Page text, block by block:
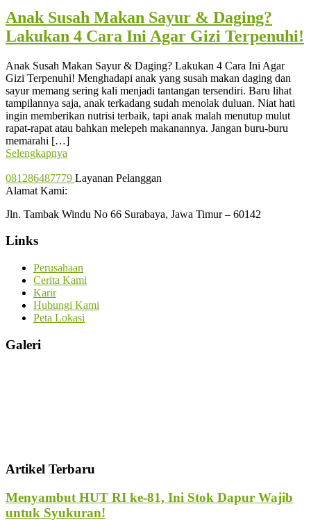
Anak Susah Makan Sayur & Daging?
Lakukan 4 Cara Ini Agar Gizi Terpenuhi!
Anak Susah Makan Sayur & Daging? Lakukan 4 Cara Ini Agar
Gizi Terpenuhi! Menghadapi anak yang susah makan daging dan
sayur memang sering kali menjadi tantangan tersendiri. Baru lihat
tampilannya saja, anak terkadang sudah menolak duluan. Niat hati
ingin memberikan nutrisi terbaik, tapi anak malah menutup mulut
rapat-rapat atau bahkan melepeh makanannya. Jangan buru-buru
memarahi […]
Selengkapnya
081286487779 Layanan Pelanggan
Alamat Kami:
Jln. Tambak Windu No 66 Surabaya, Jawa Timur – 60142
Links
Perusahaan
Cerita Kami
Karir
Hubungi Kami
Peta Lokasi
Galeri
Artikel Terbaru
Menyambut HUT RI ke-81, Ini Stok Dapur Wajib
untuk Syukuran!